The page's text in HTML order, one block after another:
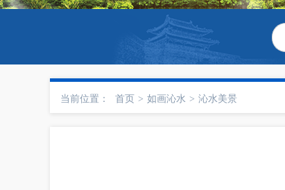
当前位置： 首页 > 如画沁水 > 沁水美景